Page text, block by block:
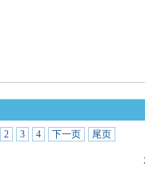
2 3 4 下一页 尾页